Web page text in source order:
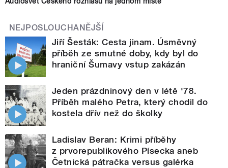
NEJPOSLOUCHANĚJŠÍ
Jiří Šesták: Cesta jinam. Úsměvný
příběh ze smutné doby, kdy byl do
hraniční Šumavy vstup zakázán
Jeden prázdninový den v létě '78.
Příběh malého Petra, který chodil do
kostela dřív než do školky
Ladislav Beran: Krimi příběhy
z prvorepublikového Písecka aneb
Četnická pátračka versus galérka